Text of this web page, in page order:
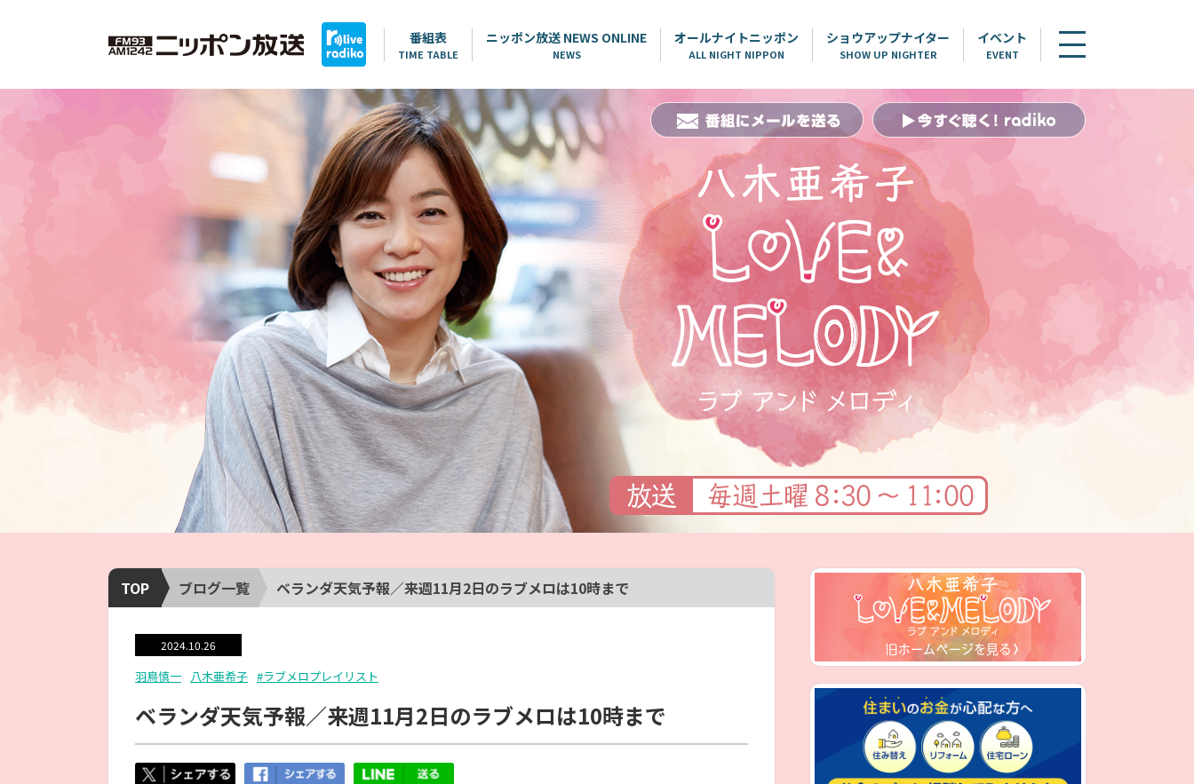
番組表
TIME TABLE
ニッポン放送 NEWS ONLINE
NEWS
オールナイトニッポン
ALL NIGHT NIPPON
ショウアップナイター
SHOW UP NIGHTER
イベント
EVENT
TOP ブログ一覧 ベランダ天気予報／来週11月2日のラブメロは10時まで
2024.10.26
羽鳥慎一 八木亜希子 #ラブメロプレイリスト
ベランダ天気予報／来週11月2日のラブメロは10時まで